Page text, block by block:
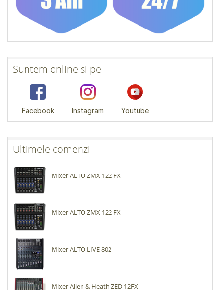
Suntem online si pe
Facebook Instagram Youtube
Ultimele comenzi
Mixer ALTO ZMX 122 FX
Mixer ALTO ZMX 122 FX
Mixer ALTO LIVE 802
Mixer Allen & Heath ZED 12FX